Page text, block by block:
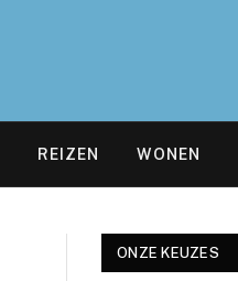
REIZEN WONEN
ONZE KEUZES